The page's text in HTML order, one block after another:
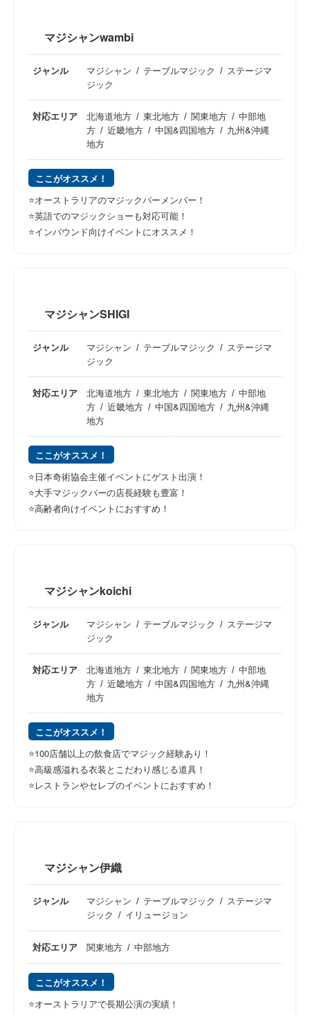
マジシャンwambi
ジャンル マジシャン テーブルマジック
ステージマ
ジック
対応エリア 北海道地方 東北地方 関東地方
中部地
方
近畿地方 中国&四国地方
九州&沖縄
地方
ここがオススメ！
⭐️オーストラリアのマジックバーメンバー！
⭐️英語でのマジックショーも対応可能！
⭐️インバウンド向けイベントにオススメ！
マジシャンSHIGI
ジャンル マジシャン テーブルマジック
ステージマ
ジック
対応エリア 北海道地方 東北地方 関東地方
中部地
方
近畿地方 中国&四国地方
九州&沖縄
地方
ここがオススメ！
⭐️日本奇術協会主催イベントにゲスト出演！
⭐️大手マジックバーの店長経験も豊富！
⭐️高齢者向けイベントにおすすめ！
マジシャンkoichi
ジャンル マジシャン テーブルマジック
ステージマ
ジック
対応エリア 北海道地方 東北地方 関東地方
中部地
方
近畿地方 中国&四国地方
九州&沖縄
地方
ここがオススメ！
⭐️100店舗以上の飲食店でマジック経験あり！
⭐️高級感溢れる衣装とこだわり感じる道具！
⭐️レストランやセレブのイベントにおすすめ！
マジシャン伊織
ジャンル マジシャン テーブルマジック
ステージマ
ジック
イリュージョン
対応エリア 関東地方 中部地方
ここがオススメ！
⭐️オーストラリアで長期公演の実績！